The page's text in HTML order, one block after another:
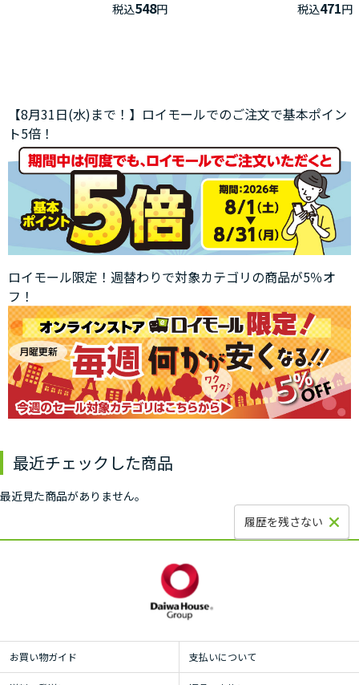
税込548円
税込471円
【8月31日(水)まで！】ロイモールでのご注文で基本ポイン
ト5倍！
ロイモール限定！週替わりで対象カテゴリの商品が5％オ
フ！
最近チェックした商品
最近見た商品がありません。
履歴を残さない
お買い物ガイド 支払いについて